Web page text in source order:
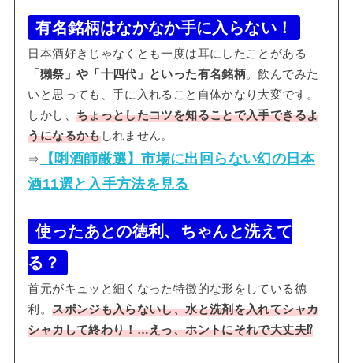
有名銘柄はなかなか手に入らない！
日本酒好きじゃなくとも一度は耳にしたことがある
「獺祭」や「十四代」といった有名銘柄。飲んでみた
いと思っても、手に入れること自体かなり大変です。
しかし、 ちょっとしたコツを知ることで入手できるよ
うになるかもしれません。
⇒
【唎酒師厳選】市場に出回らない幻の日本
酒11選と入手方法を見る
使ったあとの徳利、ちゃんと洗えて
る？
首元がキュッと細くなった特徴的な形をしている徳
利。スポンジも入らないし、水と洗剤を入れてシャカ
シャカして終わり！…えっ、ホントにそれで大丈夫⁉